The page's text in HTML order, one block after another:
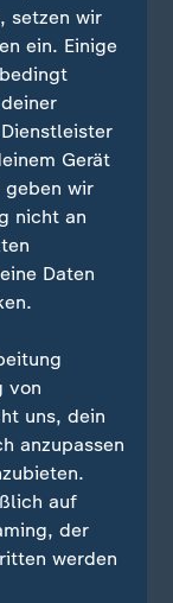
mit Geld
mit
Leute im
in Talkshows
setzen wir
ein. Einige
Gerät
wir
nicht an
Daten
von
uns, dein
anzupassen
auf
der
werden